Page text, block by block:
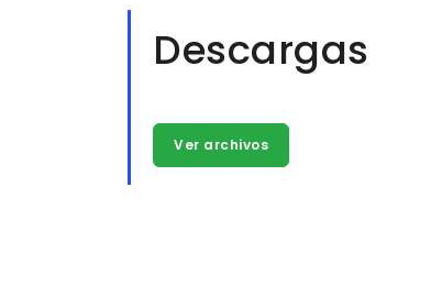
Descargas
Ver archivos